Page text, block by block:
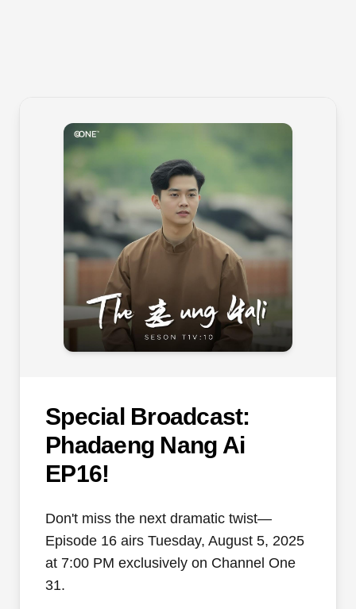
Special Broadcast:
Phadaeng Nang Ai
EP16!
Don't miss the next dramatic twist—
Episode 16 airs Tuesday, August 5, 2025
at 7:00 PM exclusively on Channel One
31.